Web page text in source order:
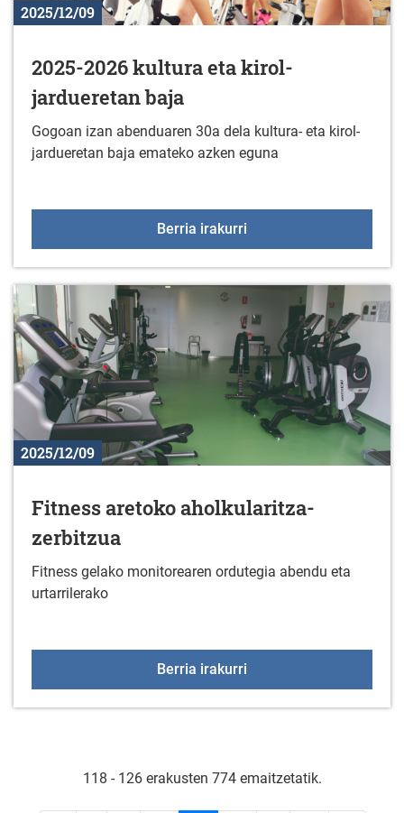
2025/12/09
2025-2026 kultura eta kirol-
jardueretan baja
Gogoan izan abenduaren 30a dela kultura- eta kirol-
jardueretan baja emateko azken eguna
Berria irakurri
2025/12/09
Fitness aretoko aholkularitza-
zerbitzua
Fitness gelako monitorearen ordutegia abendu eta
urtarrilerako
Berria irakurri
118 - 126 erakusten 774 emaitzetatik.